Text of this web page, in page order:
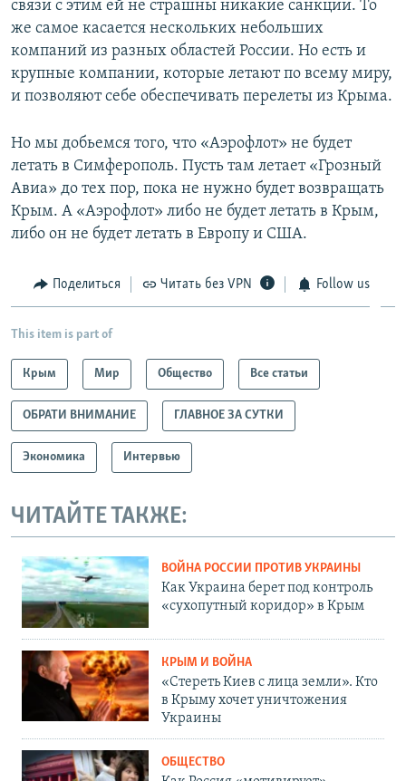
связи с этим ей не страшны никакие санкции. То
же самое касается нескольких небольших
компаний из разных областей России. Но есть и
крупные компании, которые летают по всему миру,
и позволяют себе обеспечивать перелеты из Крыма.
Но мы добьемся того, что «Аэрофлот» не будет
летать в Симферополь. Пусть там летает «Грозный
Авиа» до тех пор, пока не нужно будет возвращать
Крым. А «Аэрофлот» либо не будет летать в Крым,
либо он не будет летать в Европу и США.
Поделиться Читать без VPN Follow us
This item is part of
Крым Мир Общество Все статьи
ОБРАТИ ВНИМАНИЕ ГЛАВНОЕ ЗА СУТКИ
Экономика Интервью
ЧИТАЙТЕ ТАКЖЕ:
ВОЙНА РОССИИ ПРОТИВ УКРАИНЫ
Как Украина берет под контроль
«сухопутный коридор» в Крым
КРЫМ И ВОЙНА
«Стереть Киев с лица земли». Кто
в Крыму хочет уничтожения
Украины
ОБЩЕСТВО